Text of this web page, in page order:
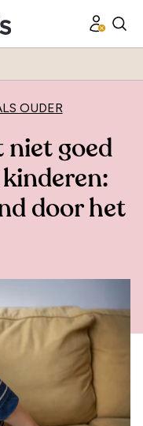
OUDER
niet goed
door het